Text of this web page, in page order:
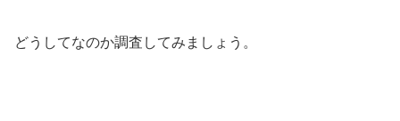
どうしてなのか調査してみましょう。